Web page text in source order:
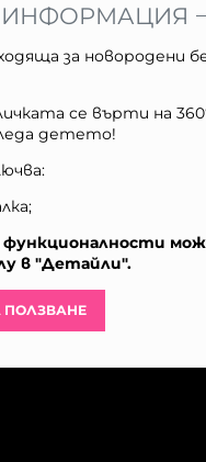
ИНФОРМАЦИЯ
за новородени
се върти на
детето!
функционалности
в "Детайли".
ПОЛЗВАНЕ